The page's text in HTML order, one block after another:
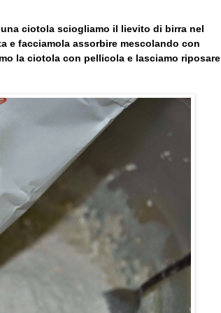
ciotola sciogliamo il lievito di birra nel
e facciamola assorbire mescolando con
la ciotola con pellicola e lasciamo riposare